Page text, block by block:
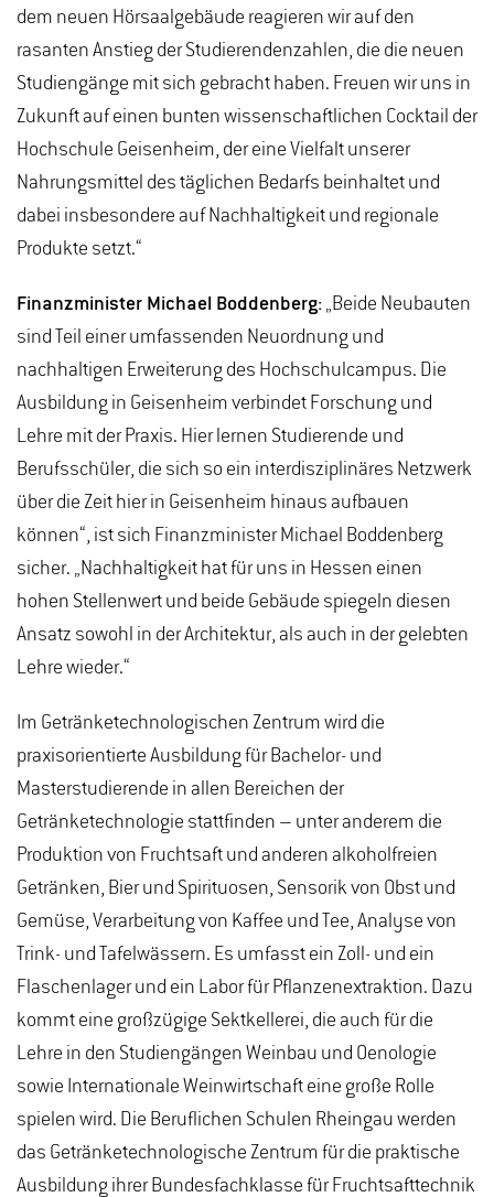
dem neuen Hörsaalgebäude reagieren wir auf den
rasanten Anstieg der Studierendenzahlen, die die neuen
Studiengänge mit sich gebracht haben. Freuen wir uns in
Zukunft auf einen bunten wissenschaftlichen Cocktail der
Hochschule Geisenheim, der eine Vielfalt unserer
Nahrungsmittel des täglichen Bedarfs beinhaltet und
dabei insbesondere auf Nachhaltigkeit und regionale
Produkte setzt.“
Finanzminister Michael Boddenberg: „Beide Neubauten
sind Teil einer umfassenden Neuordnung und
nachhaltigen Erweiterung des Hochschulcampus. Die
Ausbildung in Geisenheim verbindet Forschung und
Lehre mit der Praxis. Hier lernen Studierende und
Berufsschüler, die sich so ein interdisziplinäres Netzwerk
über die Zeit hier in Geisenheim hinaus aufbauen
können“, ist sich Finanzminister Michael Boddenberg
sicher. „Nachhaltigkeit hat für uns in Hessen einen
hohen Stellenwert und beide Gebäude spiegeln diesen
Ansatz sowohl in der Architektur, als auch in der gelebten
Lehre wieder.“
Im Getränketechnologischen Zentrum wird die
praxisorientierte Ausbildung für Bachelor- und
Masterstudierende in allen Bereichen der
Getränketechnologie stattfinden – unter anderem die
Produktion von Fruchtsaft und anderen alkoholfreien
Getränken, Bier und Spirituosen, Sensorik von Obst und
Gemüse, Verarbeitung von Kaffee und Tee, Analyse von
Trink- und Tafelwässern. Es umfasst ein Zoll- und ein
Flaschenlager und ein Labor für Pflanzenextraktion. Dazu
kommt eine großzügige Sektkellerei, die auch für die
Lehre in den Studiengängen Weinbau und Oenologie
sowie Internationale Weinwirtschaft eine große Rolle
spielen wird. Die Beruflichen Schulen Rheingau werden
das Getränketechnologische Zentrum für die praktische
Ausbildung ihrer Bundesfachklasse für Fruchtsafttechnik